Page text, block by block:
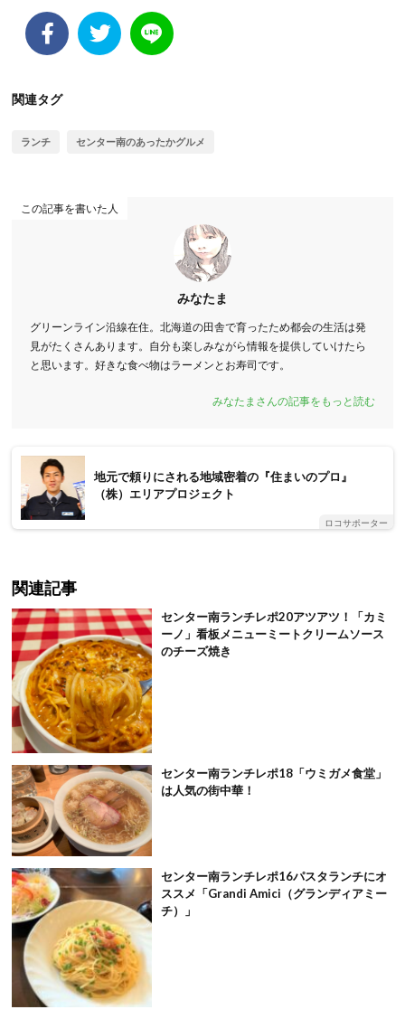
関連タグ
ランチ センター南のあったかグルメ
この記事を書いた人
みなたま
グリーンライン沿線在住。北海道の田舎で育ったため都会の生活は発
見がたくさんあります。自分も楽しみながら情報を提供していけたら
と思います。好きな食べ物はラーメンとお寿司です。
みなたまさんの記事をもっと読む
地元で頼りにされる地域密着の『住まいのプロ』
（株）エリアプロジェクト
ロコサポーター
関連記事
センター南ランチレポ20アツアツ！「カミ
ーノ」看板メニューミートクリームソース
のチーズ焼き
センター南ランチレポ18「ウミガメ食堂」
は人気の街中華！
センター南ランチレポ16パスタランチにオ
ススメ「Grandi Amici（グランディアミー
チ）」